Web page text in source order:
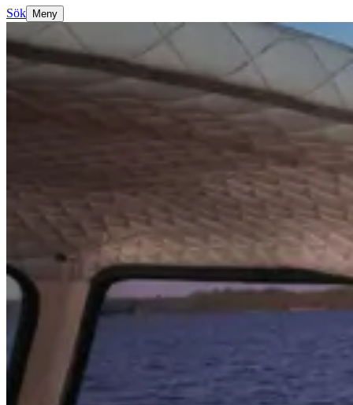
Sök Meny